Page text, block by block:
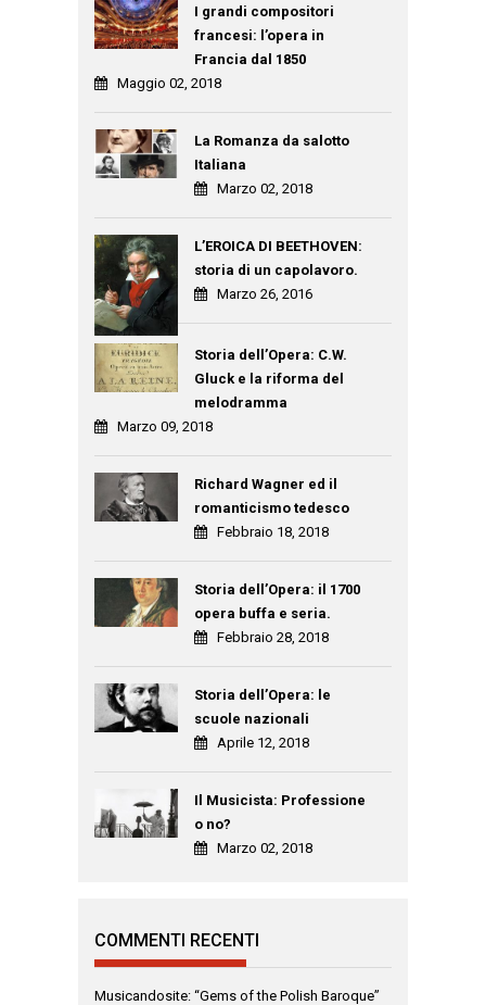
I grandi compositori
francesi: l’opera in
Francia dal 1850
Maggio 02, 2018
La Romanza da salotto
Italiana
Marzo 02, 2018
L’EROICA DI BEETHOVEN:
storia di un capolavoro.
Marzo 26, 2016
Storia dell’Opera: C.W.
Gluck e la riforma del
melodramma
Marzo 09, 2018
Richard Wagner ed il
romanticismo tedesco
Febbraio 18, 2018
Storia dell’Opera: il 1700
opera buffa e seria.
Febbraio 28, 2018
Storia dell’Opera: le
scuole nazionali
Aprile 12, 2018
Il Musicista: Professione
o no?
Marzo 02, 2018
COMMENTI RECENTI
Musicandosite: “Gems of the Polish Baroque”